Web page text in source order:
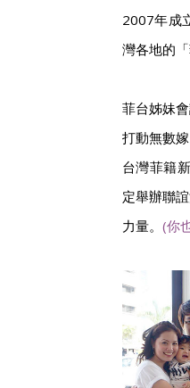
2007年成
灣各地的
菲台姊妹
打動無數
台灣菲籍
定舉辦聯
力量。 (你